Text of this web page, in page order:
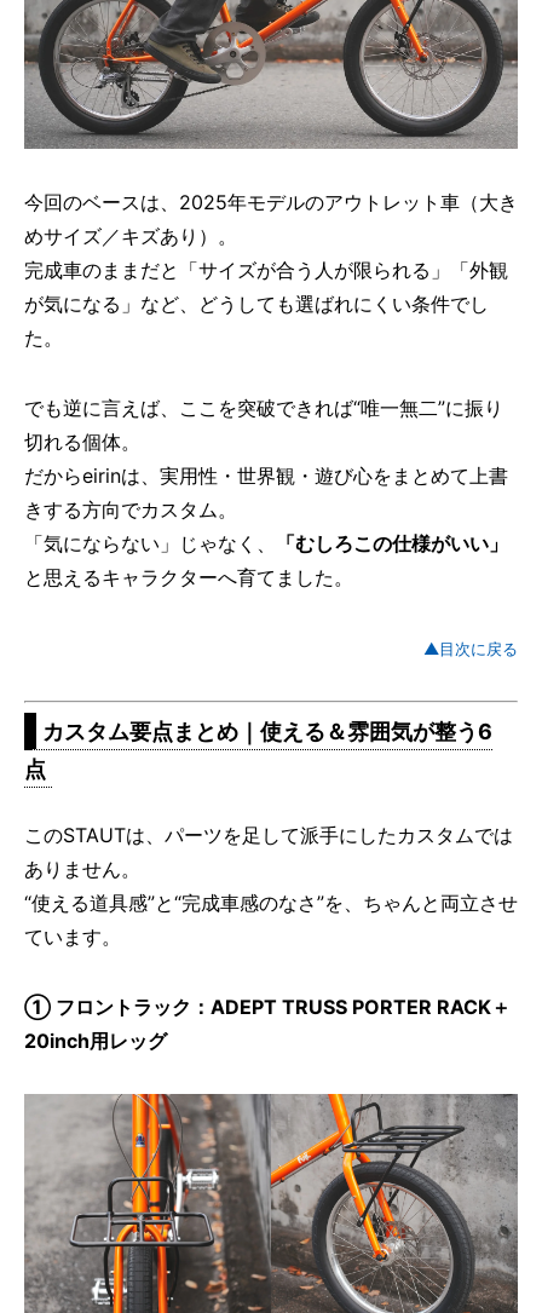
今回のベースは、2025年モデルのアウトレット車（大き
めサイズ／キズあり）。
完成車のままだと「サイズが合う人が限られる」「外観
が気になる」など、どうしても選ばれにくい条件でし
た。
でも逆に言えば、ここを突破できれば“唯一無二”に振り
切れる個体。
だからeirinは、実用性・世界観・遊び心をまとめて上書
きする方向でカスタム。
「気にならない」じゃなく、
「むしろこの仕様がいい」
と思えるキャラクターへ育てました。
▲目次に戻る
カスタム要点まとめ｜使える＆雰囲気が整う6
点
このSTAUTは、パーツを足して派手にしたカスタムでは
ありません。
“使える道具感”と“完成車感のなさ”を、ちゃんと両立させ
ています。
① フロントラック：ADEPT TRUSS PORTER RACK＋
20inch用レッグ